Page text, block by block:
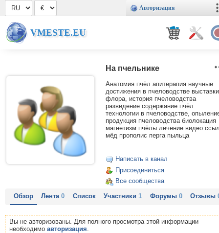
Авторизация
VMESTE.EU
На пчельнике
Анатомия пчёл апитерапия научные
достижения в пчеловодстве выставки
флора, история пчеловодства
разведение содержание пчёл
технологии в пчеловодстве,
продукция пчеловодства биолокация
магнетизм пчёлы лечение видео
мёд прополис перга пыльца
Написать в канал
Присоединиться
Все сообщества
Обзор Лента0 Список Участники1 Форумы 0 Отзывы
Вы не авторизованы. Для полного просмотра этой информации
необходимо авторизация.